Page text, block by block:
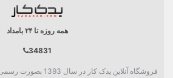
بدنه
همه روزه تا ۲۴ بامداد
34831
فروشگاه آنلاین یدک کار